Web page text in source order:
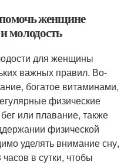
женщине
молодость
для женщины
важных правил. Во-
богатое витаминами,
физические
или плавание, также
физической
уделять внимание сну,
в сутки, чтобы